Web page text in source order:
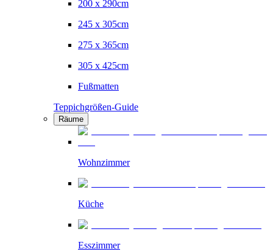
200 x 290cm
245 x 305cm
275 x 365cm
305 x 425cm
Fußmatten
Teppichgrößen-Guide
Räume
Wohnzimmer
Küche
Esszimmer